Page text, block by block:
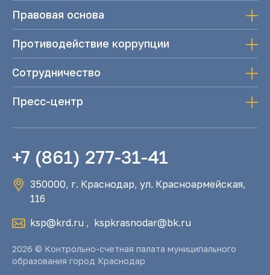
Правовая основа
Противодействие коррупции
Сотрудничество
Пресс-центр
+7 (861) 277-31-41
350000, г. Краснодар, ул. Красноармейская,
116
ksp@krd.ru , kspkrasnodar@bk.ru
2026 © Контрольно-счетная палата муниципального
образования город Краснодар